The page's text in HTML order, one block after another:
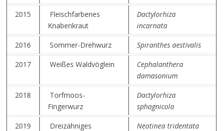
2015
Fleischfarbenes
Knabenkraut
Dactylorhiza
incarnata
2016 Sommer-Drehwurz Spiranthes aestivalis
2017 Weißes Waldvöglein
Cephalanthera
damasonium
2018
Torfmoos-
Fingerwurz
Dactylorhiza
sphagnicola
2019
Dreizähniges
Neotinea tridentata